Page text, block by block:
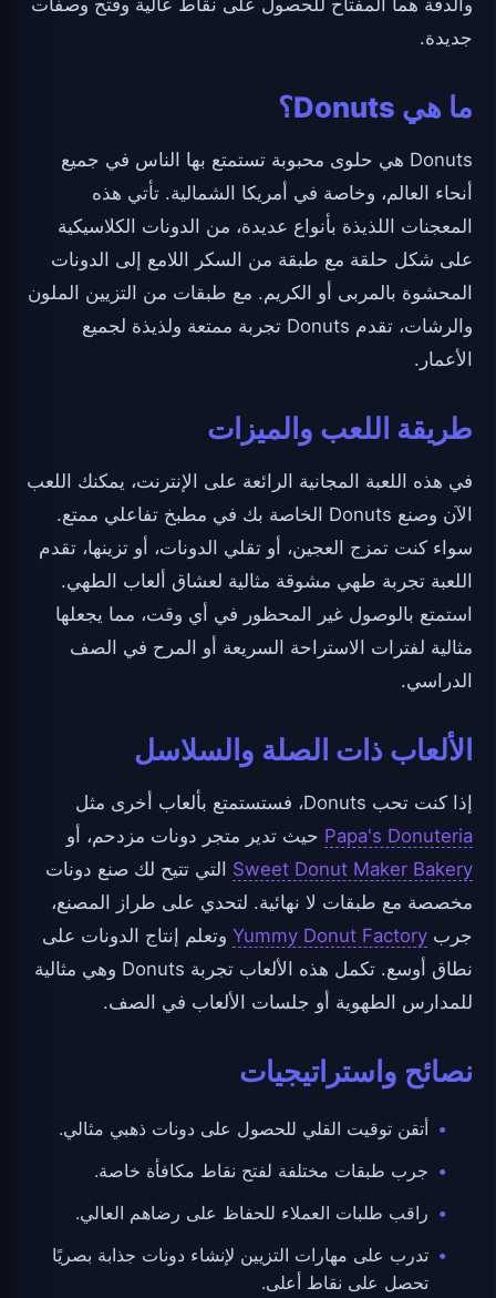
والدقة هما المفتاح للحصول على نقاط عالية وفتح وصفات
جديدة.
ما هي Donuts؟
Donuts هي حلوى محبوبة تستمتع بها الناس في جميع
أنحاء العالم، وخاصة في أمريكا الشمالية. تأتي هذه
المعجنات اللذيذة بأنواع عديدة، من الدونات الكلاسيكية
على شكل حلقة مع طبقة من السكر اللامع إلى الدونات
المحشوة بالمربى أو الكريم. مع طبقات من التزيين الملون
والرشات، تقدم Donuts تجربة ممتعة ولذيذة لجميع
الأعمار.
طريقة اللعب والميزات
في هذه اللعبة المجانية الرائعة على الإنترنت، يمكنك اللعب
الآن وصنع Donuts الخاصة بك في مطبخ تفاعلي ممتع.
سواء كنت تمزج العجين، أو تقلي الدونات، أو تزينها، تقدم
اللعبة تجربة طهي مشوقة مثالية لعشاق ألعاب الطهي.
استمتع بالوصول غير المحظور في أي وقت، مما يجعلها
مثالية لفترات الاستراحة السريعة أو المرح في الصف
الدراسي.
الألعاب ذات الصلة والسلاسل
إذا كنت تحب Donuts، فستستمتع بألعاب أخرى مثل
Papa's Donuteriaحيث تدير متجر دونات مزدحم، أو
Sweet Donut Maker Bakeryالتي تتيح لك صنع دونات
مخصصة مع طبقات لا نهائية. لتحدي على طراز المصنع،
جرب Yummy Donut Factoryوتعلم إنتاج الدونات على
نطاق أوسع. تكمل هذه الألعاب تجربة Donuts وهي مثالية
للمدارس الطهوية أو جلسات الألعاب في الصف.
نصائح واستراتيجيات
أتقن توقيت القلي للحصول على دونات ذهبي مثالي.
جرب طبقات مختلفة لفتح نقاط مكافأة خاصة.
راقب طلبات العملاء للحفاظ على رضاهم العالي.
تدرب على مهارات التزيين لإنشاء دونات جذابة بصريًا
تحصل على نقاط أعلى.